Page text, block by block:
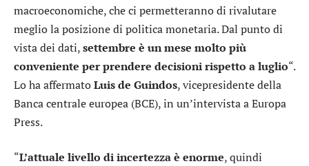
macroeconomiche, che ci permetteranno di rivalutare
meglio la posizione di politica monetaria. Dal punto di
vista dei dati,settembre è un mese molto più
conveniente per prendere decisioni rispetto a luglio“.
Lo ha affermatoLuis de Guindos, vicepresidente della
Banca centrale europea (BCE), in un’intervista a Europa
Press.
“L’attuale livello di incertezza è enorme, quindi